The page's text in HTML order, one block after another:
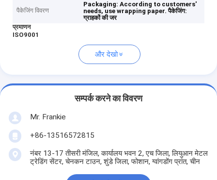
पैकेजिंग विवरण
Packaging: According to customers'
needs, use wrapping paper. पैकेजिंग:
ग्राहकों की जर
प्रमाणन
ISO9001
और देखो
सम्पर्क करने का विवरण
Mr. Frankie
+86-13516572815
नंबर 13-17 तीसरी मंजिल, कार्यालय भवन 2, एच जिला, लियुआन मेटल
ट्रेडिंग सेंटर, चेनकन टाउन, शुंडे जिला, फोशान, ग्वांगडोंग प्रांत, चीन